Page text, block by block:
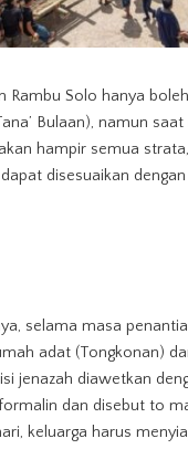
Rambu Solo hanya
Bulaan), namun
hampir semua
disesuaikan
selama masa
adat (Tongkonan)
jenazah diawetkan
dan disebut to
keluarga harus